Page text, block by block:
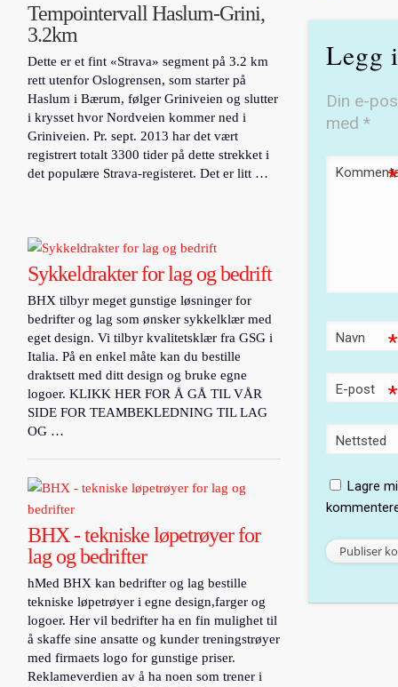
Legg
Din e-
med*
*
Navn *
E-post *
Nettsted
Lagre
Tempointervall Haslum-Grini,
3.2km
Dette er et fint «Strava» segment på 3.2 km
rett utenfor Oslogrensen, som starter på
Haslum i Bærum, følger Griniveien og slutter
i krysset hvor Nordveien kommer ned i
Griniveien. Pr. sept. 2013 har det vært
registrert totalt 3300 tider på dette strekket i
det populære Strava-registeret. Det er litt …
Sykkeldrakter for lag og bedrift
BHX tilbyr meget gunstige løsninger for
bedrifter og lag som ønsker sykkelklær med
eget design. Vi tilbyr kvalitetsklær fra GSG i
Italia. På en enkel måte kan du bestille
draktsett med ditt design og bruke egne
logoer. KLIKK HER FOR Å GÅ TIL VÅR
SIDE FOR TEAMBEKLEDNING TIL LAG
OG …
BHX - tekniske løpetrøyer for
lag og bedrifter
hMed BHX kan bedrifter og lag bestille
tekniske løpetrøyer i egne design,farger og
logoer. Her vil bedrifter ha en fin mulighet til
å skaffe sine ansatte og kunder treningstrøyer
med firmaets logo for gunstige priser.
Reklameverdien av å ha noen som trener i